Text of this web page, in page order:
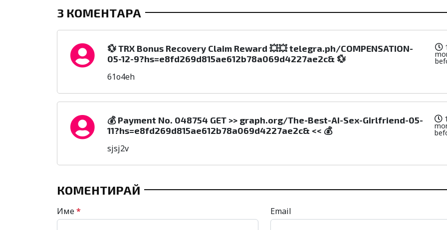
3 КОМЕНТАРА
💱 TRX Bonus Recovery Claim Reward 💥💥 telegra.ph/COMPENSATION-
05-12-9?hs=e8fd269d815ae612b78a069d4227ae2c& 💱
61o4eh
💰 Payment No. 048754 GET >> graph.org/The-Best-AI-Sex-Girlfriend-05-
11?hs=e8fd269d815ae612b78a069d4227ae2c& << 💰
sjsj2v
КОМЕНТИРАЙ
Име* Email